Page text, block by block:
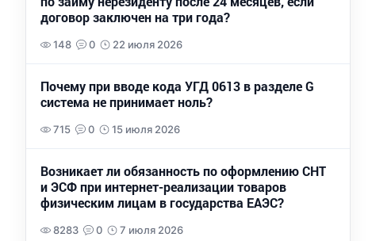
договор заключен на три года?
148 0 22 июля 2026
Почему при вводе кода УГД 0613 в разделе G
система не принимает ноль?
715 0 15 июля 2026
Возникает ли обязанность по оформлению СНТ
и ЭСФ при интернет-реализации товаров
физическим лицам в государства ЕАЭС?
8283 0 7 июля 2026